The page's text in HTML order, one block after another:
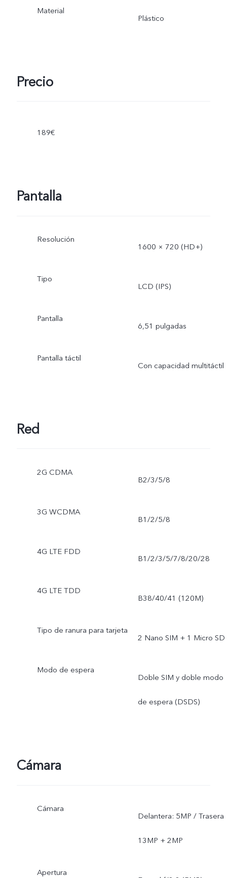
Material
Plástico
Precio
189€
Pantalla
Resolución
1600 × 720 (HD+)
Tipo
LCD (IPS)
Pantalla
6,51 pulgadas
Pantalla táctil
Con capacidad multitáctil
Red
2G CDMA
B2/3/5/8
3G WCDMA
B1/2/5/8
4G LTE FDD
B1/2/3/5/7/8/20/28
4G LTE TDD
B38/40/41 (120M)
Tipo de ranura para tarjeta
2 Nano SIM + 1 Micro SD
Modo de espera
Doble SIM y doble modo
de espera (DSDS)
Cámara
Cámara
Delantera: 5MP / Trasera
13MP + 2MP
Apertura